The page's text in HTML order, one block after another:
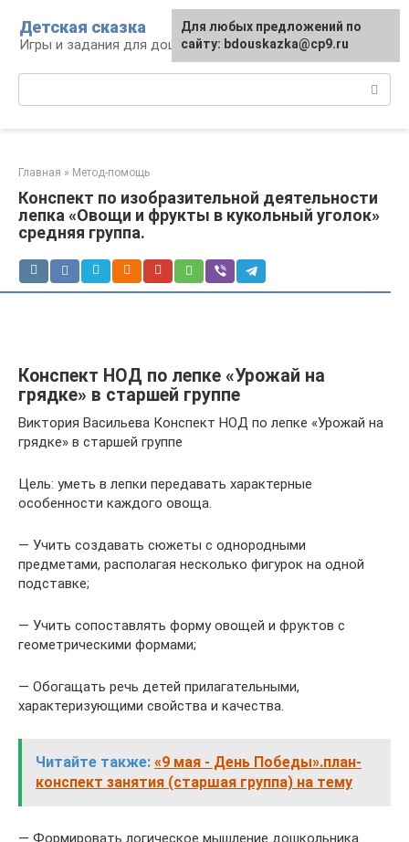
контенту
Детская сказка
Игры и задания для дошкольников
Главная » Метод-помощь
Конспект по изобразительной деятельности
лепка «Овощи и фрукты в кукольный уголок»
средняя группа.
Конспект НОД по лепке «Урожай на
грядке» в старшей группе
Виктория Васильева Конспект НОД по лепке «Урожай на
грядке» в старшей группе
Цель: уметь в лепки передавать характерные
особенности каждого овоща.
— Учить создавать сюжеты с однородными
предметами, располагая несколько фигурок на одной
подставке;
— Учить сопоставлять форму овощей и фруктов с
геометрическими формами;
— Обогащать речь детей прилагательными,
характеризующими свойства и качества.
Читайте также: «9 мая - День Победы».план-
конспект занятия (старшая группа) на тему
— Формировать логическое мышление дошкольника
Для любых предложений по
сайту: bdouskazka@cp9.ru